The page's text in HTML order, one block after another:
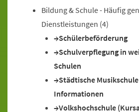
Bildung & Schule - Häufig
Dienstleistungen (4)
Schülerbeförderung
Schulverpflegung in
Schulen
Städtische
Informationen
Volkshochschule